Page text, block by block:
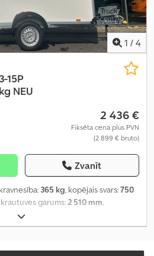
1 / 4
15P
NEU
2 436 €
Fiksēta cena plus PVN
(2 899 € bruto)
Zvanīt
365 kg, kopējais svars:750
krautuves garums:2 510 mm,
1 320 mm
platums:1 760 mm, kopējais